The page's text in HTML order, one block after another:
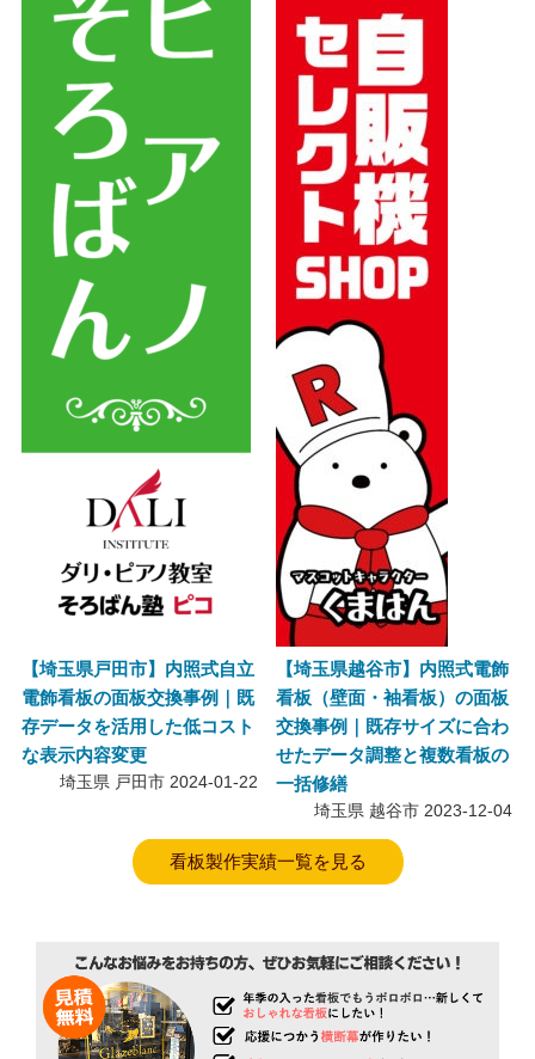
【埼玉県戸田市】内照式自立
電飾看板の面板交換事例｜既
存データを活用した低コスト
な表示内容変更
埼玉県 戸田市 2024-01-22
【埼玉県越谷市】内照式電飾
看板（壁面・袖看板）の面板
交換事例｜既存サイズに合わ
せたデータ調整と複数看板の
一括修繕
埼玉県 越谷市 2023-12-04
看板製作実績一覧を見る